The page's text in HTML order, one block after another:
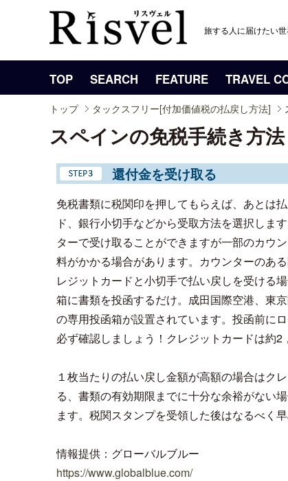
旅する人に届けたい
TOP SEARCH FEATURE TRAVEL
トップ タックスフリー[付加価値税の払戻し方法]
スペインの免税手続き方法
還付金を受け取る
免税書類に税関印を押してもらえば、あとは
ド、銀行小切手などから受取方法を選択しま
ターで受け取ることができますが一部のカウ
料がかかる場合があります。カウンターのあ
レジットカードと小切手で払い戻しを受ける
箱に書類を投函するだけ。成田国際空港、東
の専用投函箱が設置されています。投函前に
必ず確認しましょう！クレジットカードは約2
１枚当たりの払い戻し金額が高額の場合はク
る、書類の有効期限までに十分な余裕がない
ます。税関スタンプを受領した後はなるべく早
情報提供：グローバルブルー
https://www.globalblue.com/